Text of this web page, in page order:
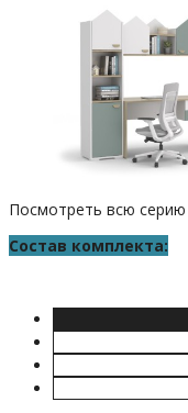
Посмотреть всю
Состав комплекта: